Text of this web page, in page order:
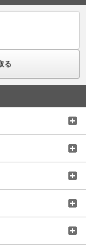
る